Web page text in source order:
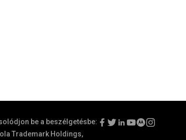
be a beszélgetésbe:
Trademark Holdings,